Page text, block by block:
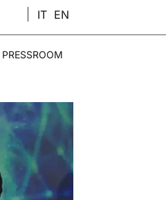
IT EN
PRESSROOM